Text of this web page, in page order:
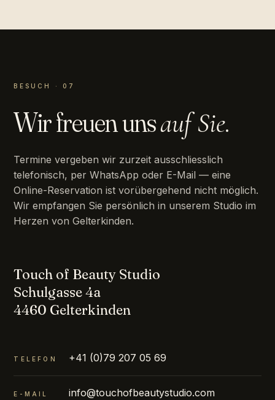
BESUCH · 07
Wir freuen unsauf Sie.
Termine vergeben wir zurzeit ausschliesslich
telefonisch, per WhatsApp oder E-Mail — eine
Online-Reservation ist vorübergehend nicht möglich.
Wir empfangen Sie persönlich in unserem Studio im
Herzen von Gelterkinden.
Touch of Beauty Studio
Schulgasse 4a
4460 Gelterkinden
TELEFON +41 (0)79 207 05 69
E-MAIL info@touchofbeautystudio.com